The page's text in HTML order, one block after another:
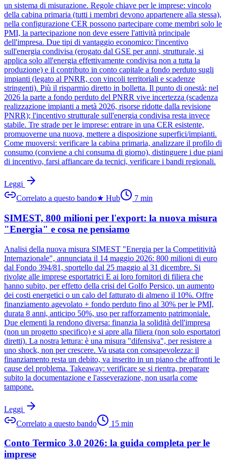
un sistema di misurazione. Regole chiave per le imprese: vincolo
della cabina primaria (tutti i membri devono appartenere alla stessa),
nella configurazione CER possono partecipare come membri solo le
PMI, la partecipazione non deve essere l'attività principale
dell'impresa. Due tipi di vantaggio economico: l'incentivo
sull'energia condivisa (erogato dal GSE per anni, strutturale, si
applica solo all'energia effettivamente condivisa non a tutta la
produzione) e il contributo in conto capitale a fondo perduto sugli
impianti (legato al PNRR, con vincoli territoriali e scadenze
stringenti). Più il risparmio diretto in bolletta. Il punto di onestà: nel
2026 la parte a fondo perduto del PNRR vive incertezza (scadenza
realizzazione impianti a metà 2026, risorse ridotte dalla revisione
PNRR); l'incentivo strutturale sull'energia condivisa resta invece
stabile. Tre strade per le imprese: entrare in una CER esistente,
promuoverne una nuova, mettere a disposizione superfici/impianti.
Come muoversi: verificare la cabina primaria, analizzare il profilo di
consumo (conviene a chi consuma di giorno), distinguere i due piani
di incentivo, farsi affiancare da tecnici, verificare i bandi regionali.
Leggi
Correlato a questo bando★ Hub 7 min
SIMEST, 800 milioni per l'export: la nuova misura
"Energia" e cosa ne pensiamo
Analisi della nuova misura SIMEST "Energia per la Competitività
Internazionale", annunciata il 14 maggio 2026: 800 milioni di euro
dal Fondo 394/81, sportello dal 25 maggio al 31 dicembre. Si
rivolge alle imprese esportatrici E ai loro fornitori di filiera che
hanno subito, per effetto della crisi del Golfo Persico, un aumento
dei costi energetici o un calo del fatturato di almeno il 10%. Offre
finanziamento agevolato + fondo perduto fino al 30% per le PMI,
durata 8 anni, anticipo 50%, uso per rafforzamento patrimoniale.
Due elementi la rendono diversa: finanzia la solidità dell'impresa
(non un progetto specifico) e si apre alla filiera (non solo esportatori
diretti). La nostra lettura: è una misura "difensiva", per resistere a
uno shock, non per crescere. Va usata con consapevolezza: il
finanziamento resta un debito, va inserito in un piano che affronti le
cause del problema. Takeaway: verificare se si rientra, preparare
subito la documentazione e l'asseverazione, non usarla come
tampone.
Leggi
Correlato a questo bando
15 min
Conto Termico 3.0 2026: la guida completa per le
imprese